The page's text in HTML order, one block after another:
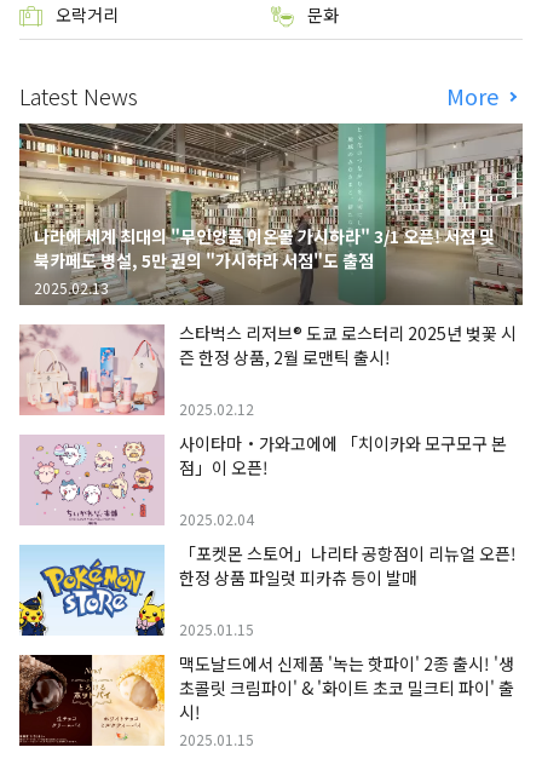
오락거리 문화
Latest News More
나라에 세계 최대의 "무인양품 이온몰 가시하라" 3/1 오픈! 서점 및
북카페도 병설, 5만 권의 "가시하라 서점"도 출점
2025.02.13
스타벅스 리저브® 도쿄 로스터리 2025년 벚꽃 시
즌 한정 상품, 2월 로맨틱 출시!
2025.02.12
사이타마・가와고에에 「치이카와 모구모구 본
점」이 오픈!
2025.02.04
「포켓몬 스토어」나리타 공항점이 리뉴얼 오픈!
한정 상품 파일럿 피카츄 등이 발매
2025.01.15
맥도날드에서 신제품 '녹는 핫파이' 2종 출시! '생
초콜릿 크림파이' & '화이트 초코 밀크티 파이' 출
시!
2025.01.15